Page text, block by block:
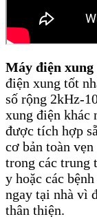
Máy điện
điện xung tốt
số rộng 2kHz-
xung điện khác
được tích hợp
cơ bản toàn
trong các trung
y hoặc các
ngay tại nhà vì
thân thiện.